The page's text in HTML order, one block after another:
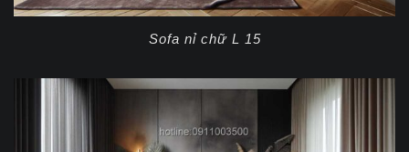
Sofa nỉ chữ L 15